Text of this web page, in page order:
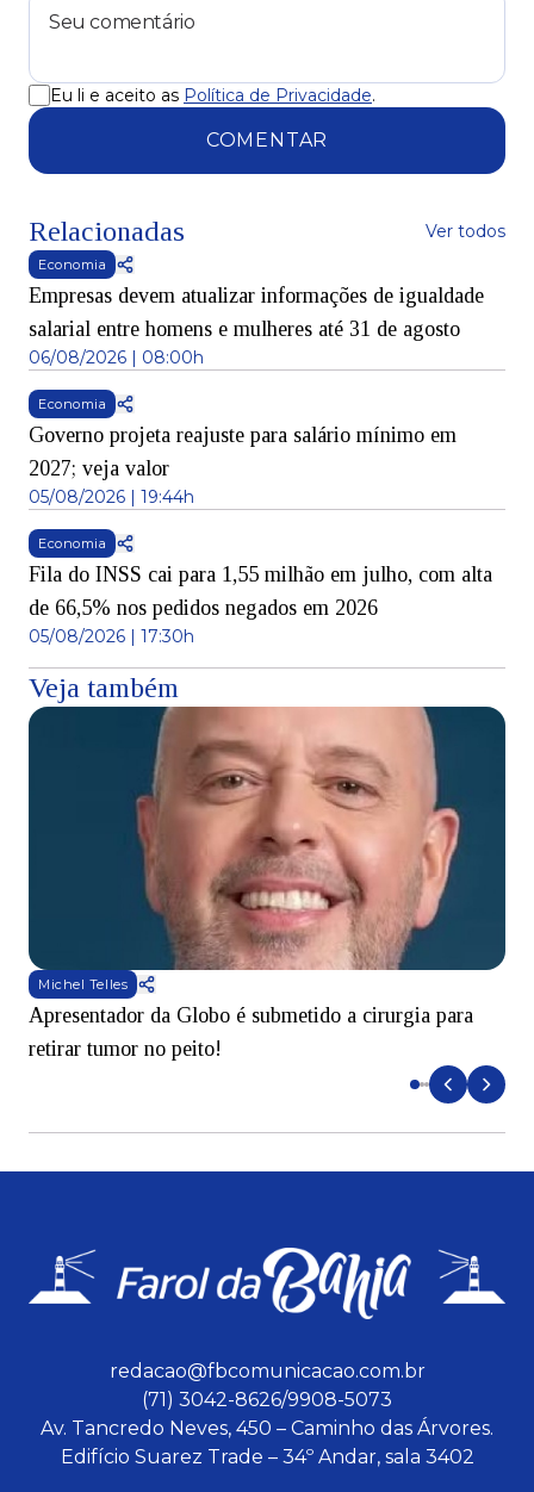
Eu li e aceito as Política de Privacidade.
COMENTAR
Relacionadas Ver todos
Economia
Empresas devem atualizar informações de igualdade
salarial entre homens e mulheres até 31 de agosto
06/08/2026 | 08:00h
Economia
Governo projeta reajuste para salário mínimo em
2027; veja valor
05/08/2026 | 19:44h
Economia
Fila do INSS cai para 1,55 milhão em julho, com alta
de 66,5% nos pedidos negados em 2026
05/08/2026 | 17:30h
Veja também
Michel Telles
Apresentador da Globo é submetido a cirurgia para
retirar tumor no peito!
redacao@fbcomunicacao.com.br
(71) 3042-8626/9908-5073
Av. Tancredo Neves, 450 – Caminho das Árvores.
Edifício Suarez Trade – 34º Andar, sala 3402